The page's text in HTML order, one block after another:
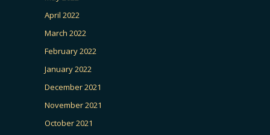
April 2022
March 2022
February 2022
January 2022
December 2021
November 2021
October 2021